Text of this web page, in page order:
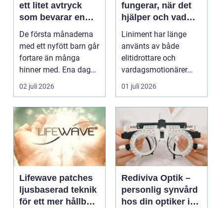
ett litet avtryck
som bevarar en
stor stund
De första månaderna
med ett nyfött barn går
fortare än många
hinner med. Ena dagen
ryms hela foten i...
02 juli 2026
fungerar, när det
hjälper och vad
man bör tänka på
Liniment har länge
använts av både
elitidrottare och
vardagsmotionärer
för...
01 juli 2026
Lifewave patches
ljusbaserad teknik
för ett mer hållbart
Rediviva Optik –
personlig synvård
hos din optiker i